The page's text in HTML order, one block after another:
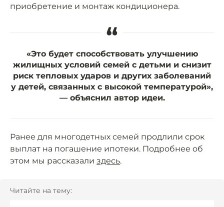
приобретение и монтаж кондиционера.
“
«Это будет способствовать улучшению
жилищных условий семей с детьми и снизит
риск тепловых ударов и других заболеваний
у детей, связанных с высокой температурой»,
— объяснил автор идеи.
Ранее для многодетных семей продлили срок
выплат на погашение ипотеки. Подробнее об
этом мы рассказали здесь.
Читайте на тему: